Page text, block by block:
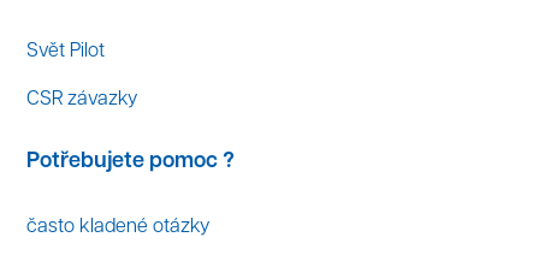
Svět Pilot
CSR závazky
Potřebujete pomoc ?
často kladené otázky